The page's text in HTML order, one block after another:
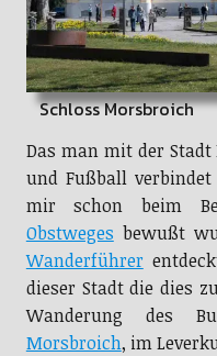
Schloss Morsbroich
Das man mit der
und Fußball
mir schon beim
Obstweges bewußt
Wanderführer
dieser Stadt die dies
Wanderung des
Morsbroich, im